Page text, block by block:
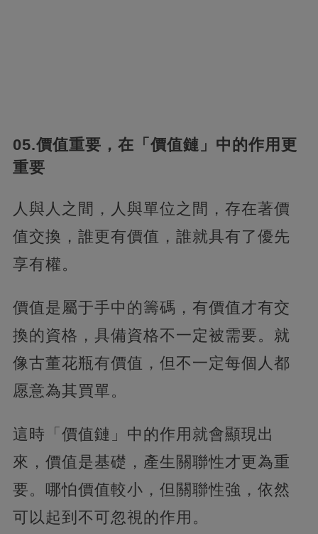
05.價值重要，在「價值鏈」中的作用更
重要
人與人之間，人與單位之間，存在著價
值交換，誰更有價值，誰就具有了優先
享有權。
價值是屬于手中的籌碼，有價值才有交
換的資格，具備資格不一定被需要。就
像古董花瓶有價值，但不一定每個人都
愿意為其買單。
這時「價值鏈」中的作用就會顯現出
來，價值是基礎，產生關聯性才更為重
要。哪怕價值較小，但關聯性強，依然
可以起到不可忽視的作用。